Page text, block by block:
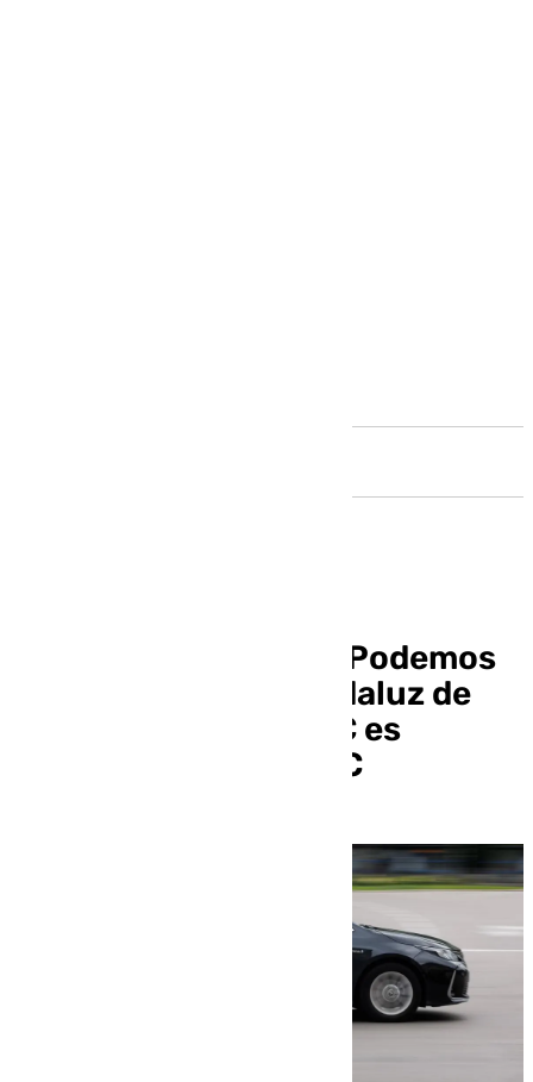
El recurso de Unidas Podemos
contra el decreto andaluz de
regulación de los VTC es
desestimado por el TC